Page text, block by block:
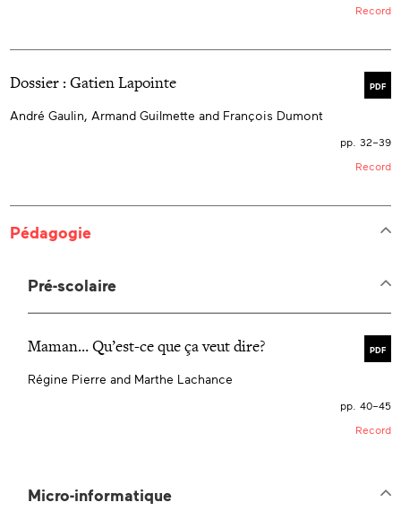
Record
PDF
Dossier : Gatien Lapointe
André Gaulin, Armand Guilmette and François Dumont
pp. 32–39
Record
Pédagogie
Pré-scolaire
PDF
Maman… Qu’est-ce que ça veut dire?
Régine Pierre and Marthe Lachance
pp. 40–45
Record
Micro-informatique